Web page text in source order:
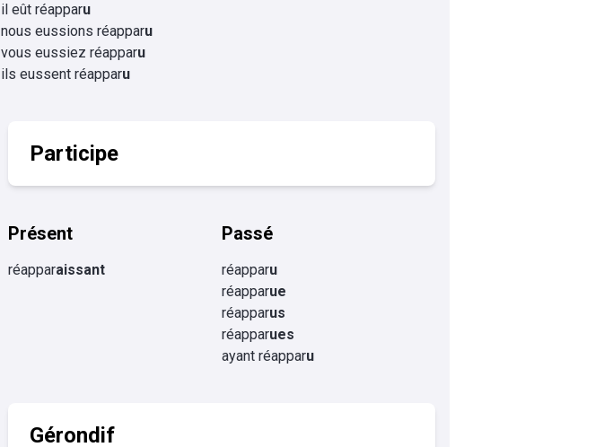
il eût réapparu
nous eussions réapparu
vous eussiez réapparu
ils eussent réapparu
Participe
Présent
réapparaissant
Passé
réapparu
réapparue
réapparus
réapparues
ayant réapparu
Gérondif